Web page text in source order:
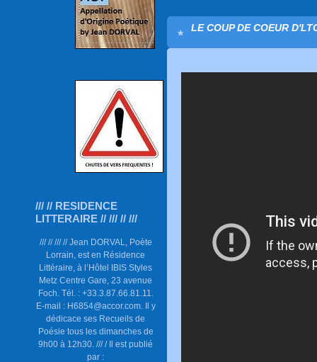
/// // RESIDENCE
LITTERAIRE // /// // ///
/// // /// // Jean DORVAL, Poète
Lorrain, est en Résidence
Littéraire, à l’Hôtel IBIS Styles
Metz Centre Gare, 23 avenue
Foch. Tél. : +33.3.87.66.81.11.
E-mail : H6854@accor.com. Il y
dédicace ses Recueils de
Poésie tous les dimanches de
9h00 à 12h30. /// / Il est publié
par :
LE COUP DE COEUR